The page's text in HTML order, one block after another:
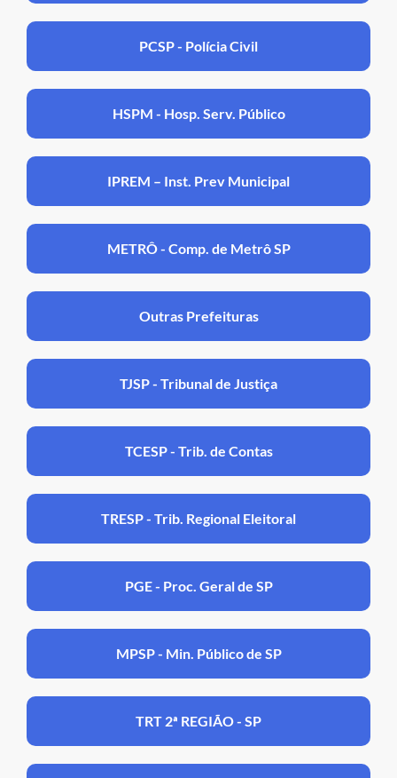
PCSP - Polícia Civil
HSPM - Hosp. Serv. Público
IPREM – Inst. Prev Municipal
METRÔ - Comp. de Metrô SP
Outras Prefeituras
TJSP - Tribunal de Justiça
TCESP - Trib. de Contas
TRESP - Trib. Regional Eleitoral
PGE - Proc. Geral de SP
MPSP - Min. Público de SP
TRT 2ª REGIÃO - SP